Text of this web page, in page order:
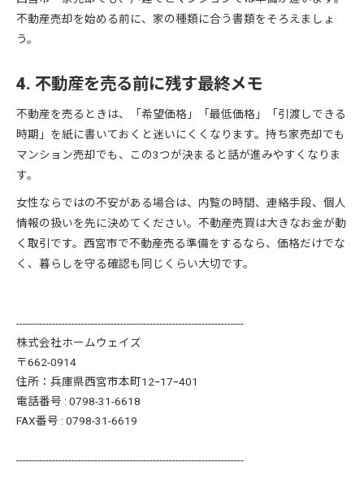
不動産売却を始める前に、家の種類に合う書類をそろえましょ
う。
4. 不動産を売る前に残す最終メモ
不動産を売るときは、「希望価格」「最低価格」「引渡しできる
時期」を紙に書いておくと迷いにくくなります。持ち家売却でも
マンション売却でも、この3つが決まると話が進みやすくなりま
す。
女性ならではの不安がある場合は、内覧の時間、連絡手段、個人
情報の扱いを先に決めてください。不動産売買は大きなお金が動
く取引です。西宮市で不動産売る準備をするなら、価格だけでな
く、暮らしを守る確認も同じくらい大切です。
----------------------------------------------------------------------
株式会社ホームウェイズ
〒662-0914
住所：兵庫県西宮市本町12ｰ17ｰ401
電話番号 : 0798-31-6618
FAX番号 : 0798-31-6619
----------------------------------------------------------------------